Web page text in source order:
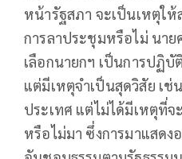
หน้ารัฐสภา จะเป็นเหตุใ
การลาประชุมหรือไม่ นาย
เลือกนายกฯ เป็นการปฏิ
แต่มีเหตุจำเป็นสุดวิสัย เช่
ประเทศ แต่ไม่ได้มีเหตุที่จ
หรือไม่มา ซึ่งการมาแสด